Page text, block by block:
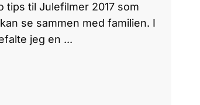
tips til Julefilmer 2017 som
se sammen med familien. I
jeg en ...